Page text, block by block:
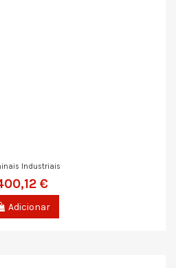
Industriais
€
Adicionar